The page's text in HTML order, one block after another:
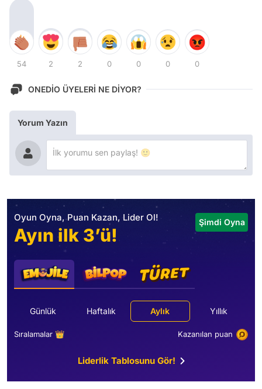
54 2 2 0 0 0 0
ONEDİO ÜYELERİ NE DİYOR?
Yorum Yazın
Oyun Oyna, Puan Kazan, Lider Ol!
Ayın ilk 3’ü!
Şimdi Oyna
Günlük Haftalık Aylık Yıllık
Sıralamalar 👑 Kazanılan puan
Liderlik Tablosunu Gör!